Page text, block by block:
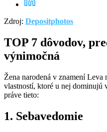
Zdroj: Depositphotos
TOP 7 dôvodov,
výnimočná
Žena narodená v znamení
vlastností, ktoré u nej dominujú
práve tieto:
1. Sebavedomie